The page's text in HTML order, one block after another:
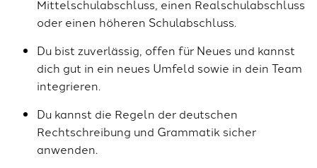
Mittelschulabschluss, einen Realschulabschluss
oder einen höheren Schulabschluss.
Du bist zuverlässig, offen für Neues und kannst
dich gut in ein neues Umfeld sowie in dein Team
integrieren.
Du kannst die Regeln der deutschen
Rechtschreibung und Grammatik sicher
anwenden.